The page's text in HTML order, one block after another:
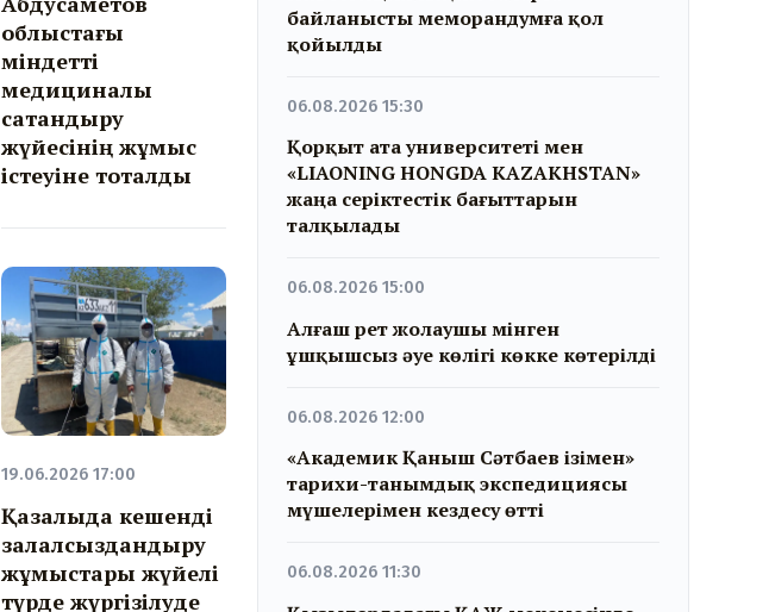
облыстағы
міндетті
медициналық
сақтандыру
жүйесінің жұмыс
істеуіне тоқталды
19.06.2026 17:00
Қазалыда кешенді
залалсыздандыру
жұмыстары жүйелі
түрде жүргізілуде
байланысты меморандумға қол
қойылды
06.08.2026 15:30
Қорқыт ата университеті мен
«LIAONING HONGDA KAZAKHSTAN»
жаңа серіктестік бағыттарын
талқылады
06.08.2026 15:00
Алғаш рет жолаушы мінген
ұшқышсыз әуе көлігі көкке көтерілді
06.08.2026 12:00
«Академик Қаныш Сәтбаев ізімен»
тарихи-танымдық экспедициясы
мүшелерімен кездесу өтті
06.08.2026 11:30